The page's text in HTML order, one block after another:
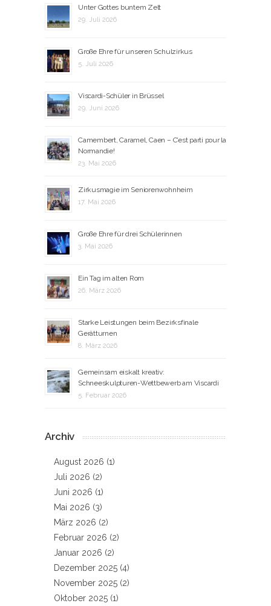
Unter Gottes buntem Zelt
29. Juli 2026
Große Ehre für unseren Schulzirkus
5. Juli 2026
Viscardi-Schüler in Brüssel
29. Juni 2026
Camembert, Caramel, Caen – C’est parti pour la
Normandie!
23. Mai 2026
Zirkusmagie im Seniorenwohnheim
17. Mai 2026
Große Ehre für drei Schülerinnen
3. Mai 2026
Ein Tag im alten Rom
26. März 2026
Starke Leistungen beim Bezirksfinale
Gerätturnen
8. März 2026
Gemeinsam eiskalt kreativ:
Schneeskulpturen-Wettbewerb am Viscardi
5. Februar 2026
Archiv
August 2026 (1)
Juli 2026 (2)
Juni 2026 (1)
Mai 2026 (3)
März 2026 (2)
Februar 2026 (2)
Januar 2026 (2)
Dezember 2025 (4)
November 2025 (2)
Oktober 2025 (1)